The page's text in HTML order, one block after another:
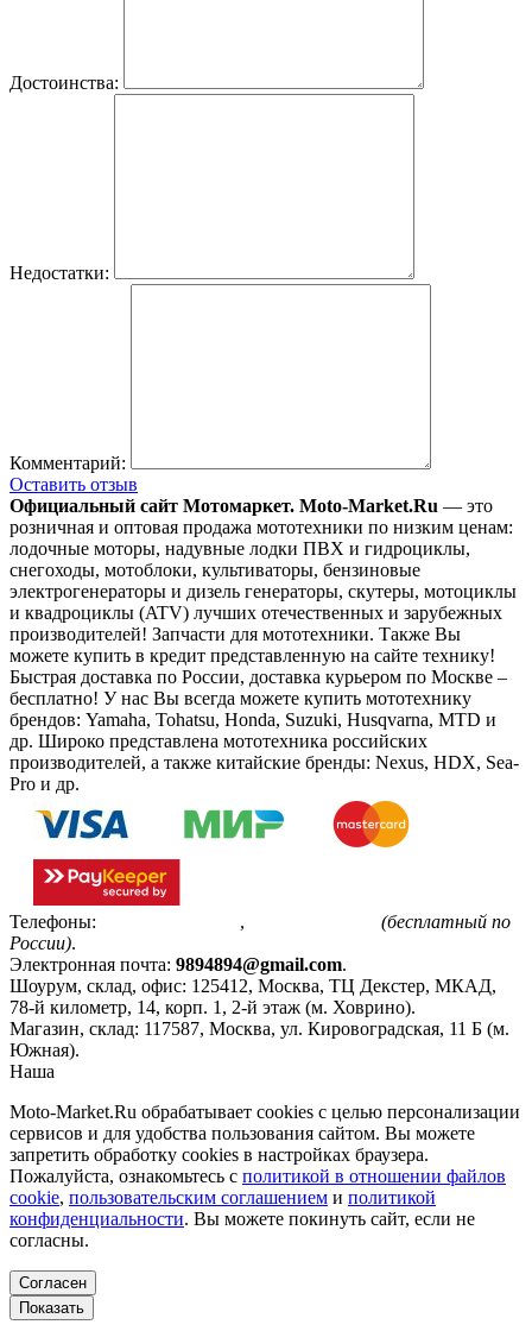
Достоинства:
Недостатки:
Комментарий:
Оставить отзыв
Официальный сайт Мотомаркет. Moto-Market.Ru — это
розничная и оптовая продажа мототехники по низким ценам:
лодочные моторы, надувные лодки ПВХ и гидроциклы,
снегоходы, мотоблоки, культиваторы, бензиновые
электрогенераторы и дизель генераторы, скутеры, мотоциклы
и квадроциклы (ATV) лучших отечественных и зарубежных
производителей! Запчасти для мототехники. Также Вы
можете купить в кредит представленную на сайте технику!
Быстрая доставка по России, доставка курьером по Москве –
бесплатно! У нас Вы всегда можете купить мототехнику
брендов: Yamaha, Tohatsu, Honda, Suzuki, Husqvarna, MTD и
др. Широко представлена мототехника российских
производителей, а также китайские бренды: Nexus, HDX, Sea-
Pro и др.
Телефоны: ,
(бесплатный по
России).
Электронная почта: 9894894@gmail.com.
Шоурум, склад, офис: 125412, Москва, ТЦ Декстер, МКАД,
78-й километр, 14, корп. 1, 2-й этаж (м. Ховрино).
Магазин, склад: 117587, Москва, ул. Кировоградская, 11 Б (м.
Южная).
Наша
Moto-Market.Ru обрабатывает сookies с целью персонализации
сервисов и для удобства пользования сайтом. Вы можете
запретить обработку сookies в настройках браузера.
Пожалуйста, ознакомьтесь с политикой в отношении файлов
cookie, пользовательским соглашением и политикой
конфиденциальности. Вы можете покинуть сайт, если не
согласны.
Согласен
Показать